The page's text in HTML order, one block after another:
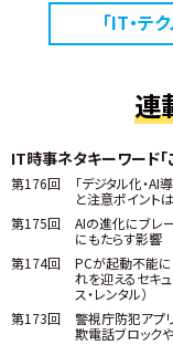
「IT・テ
連
IT時事ネタキーワード「
第176回
「デジタル化・
と注意ポイント
第175回
AIの進化にブレ
にもたらす影響
第174回
PCが起動不能
れを迎えるセキ
ス・レンタル）
第173回
警視庁防犯アプ
欺電話ブロック